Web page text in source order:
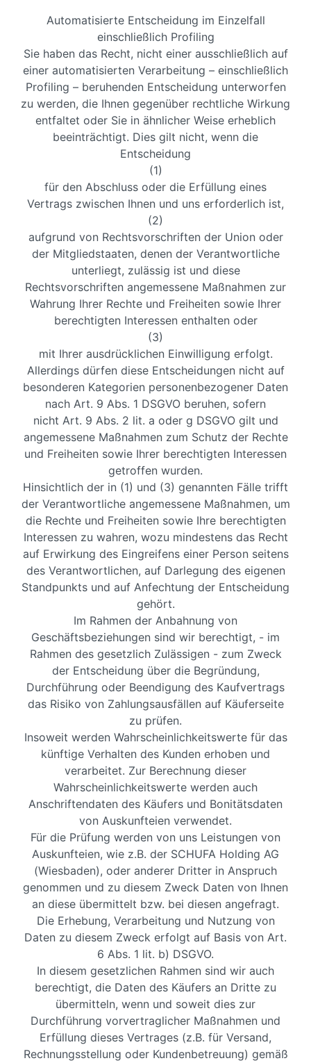
Automatisierte Entscheidung im Einzelfall
einschließlich Profiling
Sie haben das Recht, nicht einer ausschließlich auf
einer automatisierten Verarbeitung – einschließlich
Profiling – beruhenden Entscheidung unterworfen
zu werden, die Ihnen gegenüber rechtliche Wirkung
entfaltet oder Sie in ähnlicher Weise erheblich
beeinträchtigt. Dies gilt nicht, wenn die
Entscheidung
(1)
für den Abschluss oder die Erfüllung eines
Vertrags zwischen Ihnen und uns erforderlich ist,
(2)
aufgrund von Rechtsvorschriften der Union oder
der Mitgliedstaaten, denen der Verantwortliche
unterliegt, zulässig ist und diese
Rechtsvorschriften angemessene Maßnahmen zur
Wahrung Ihrer Rechte und Freiheiten sowie Ihrer
berechtigten Interessen enthalten oder
(3)
mit Ihrer ausdrücklichen Einwilligung erfolgt.
Allerdings dürfen diese Entscheidungen nicht auf
besonderen Kategorien personenbezogener Daten
nach Art. 9 Abs. 1 DSGVO beruhen, sofern
nicht Art. 9 Abs. 2 lit. a oder g DSGVO gilt und
angemessene Maßnahmen zum Schutz der Rechte
und Freiheiten sowie Ihrer berechtigten Interessen
getroffen wurden.
Hinsichtlich der in (1) und (3) genannten Fälle trifft
der Verantwortliche angemessene Maßnahmen, um
die Rechte und Freiheiten sowie Ihre berechtigten
Interessen zu wahren, wozu mindestens das Recht
auf Erwirkung des Eingreifens einer Person seitens
des Verantwortlichen, auf Darlegung des eigenen
Standpunkts und auf Anfechtung der Entscheidung
gehört.
Im Rahmen der Anbahnung von
Geschäftsbeziehungen sind wir berechtigt, - im
Rahmen des gesetzlich Zulässigen - zum Zweck
der Entscheidung über die Begründung,
Durchführung oder Beendigung des Kaufvertrags
das Risiko von Zahlungsausfällen auf Käuferseite
zu prüfen.
Insoweit werden Wahrscheinlichkeitswerte für das
künftige Verhalten des Kunden erhoben und
verarbeitet. Zur Berechnung dieser
Wahrscheinlichkeitswerte werden auch
Anschriftendaten des Käufers und Bonitätsdaten
von Auskunfteien verwendet.
Für die Prüfung werden von uns Leistungen von
Auskunfteien, wie z.B. der SCHUFA Holding AG
(Wiesbaden), oder anderer Dritter in Anspruch
genommen und zu diesem Zweck Daten von Ihnen
an diese übermittelt bzw. bei diesen angefragt.
Die Erhebung, Verarbeitung und Nutzung von
Daten zu diesem Zweck erfolgt auf Basis von Art.
6 Abs. 1 lit. b) DSGVO.
In diesem gesetzlichen Rahmen sind wir auch
berechtigt, die Daten des Käufers an Dritte zu
übermitteln, wenn und soweit dies zur
Durchführung vorvertraglicher Maßnahmen und
Erfüllung dieses Vertrages (z.B. für Versand,
Rechnungsstellung oder Kundenbetreuung) gemäß